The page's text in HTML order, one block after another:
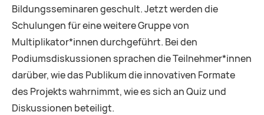
Bildungsseminaren geschult. Jetzt werden die
Schulungen für eine weitere Gruppe von
Multiplikator*innen durchgeführt. Bei den
Podiumsdiskussionen sprachen die Teilnehmer*innen
darüber, wie das Publikum die innovativen Formate
des Projekts wahrnimmt, wie es sich an Quiz und
Diskussionen beteiligt.